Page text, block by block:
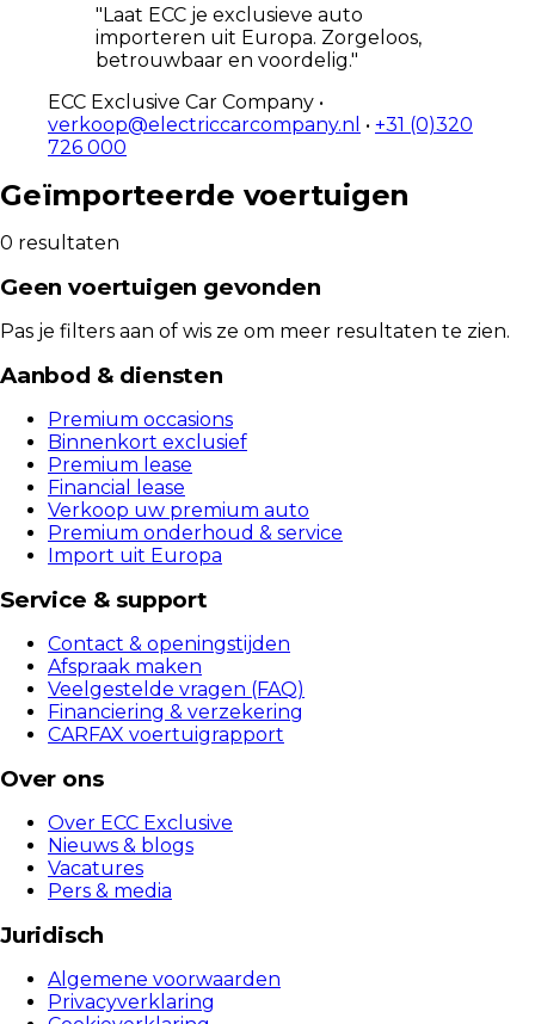
"Laat ECC je exclusieve auto
importeren uit Europa. Zorgeloos,
betrouwbaar en voordelig."
ECC Exclusive Car Company •
verkoop@electriccarcompany.nl • +31 (0)320
726 000
Geïmporteerde voertuigen
0 resultaten
Geen voertuigen gevonden
Pas je filters aan of wis ze om meer resultaten te zien.
Aanbod & diensten
Premium occasions
Binnenkort exclusief
Premium lease
Financial lease
Verkoop uw premium auto
Premium onderhoud & service
Import uit Europa
Service & support
Contact & openingstijden
Afspraak maken
Veelgestelde vragen (FAQ)
Financiering & verzekering
CARFAX voertuigrapport
Over ons
Over ECC Exclusive
Nieuws & blogs
Vacatures
Pers & media
Juridisch
Algemene voorwaarden
Privacyverklaring